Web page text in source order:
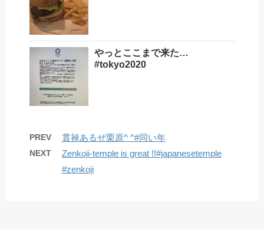
やっとここまで来た…
#tokyo2020
PREV 貫禄あるぜ栗原^ ^#同い年
NEXT
Zenkoji-temple is great !!#japanesetemple
#zenkoji